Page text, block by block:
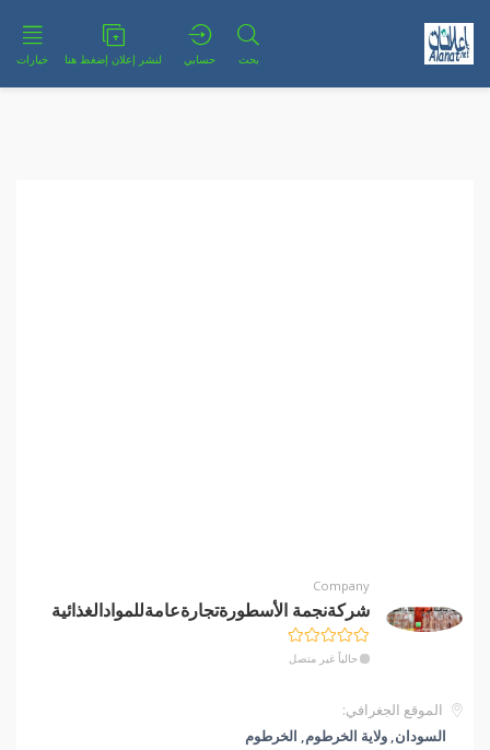
بحث حسابي لنشر إعلان إضغط هنا خيارات
Company
شركةنجمة الأسطورةتجارةعامةللموادالغذائية
حالياً غير متصل
الموقع الجغرافي:
السودان, ولاية الخرطوم, الخرطوم